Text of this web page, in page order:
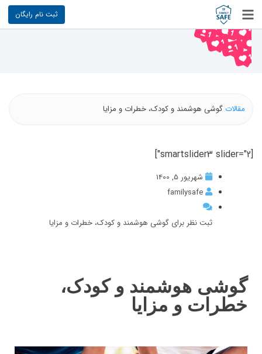
ثبت نام رایگان
مقالات گوشی هوشمند و کودک، خطرات و مزایا
[smartslider3 slider="2"]
شهریور 5, 1400
familysafe
ثبت نظر برای گوشی هوشمند و کودک، خطرات و مزایا
گوشی هوشمند و کودک،
خطرات و مزایا